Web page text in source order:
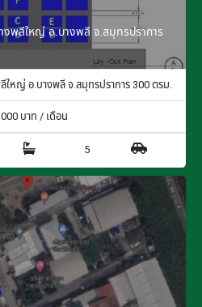
างพลีใหญ่ อ.บางพลี จ.สมุทรปราการ
ลีใหญ่ อ.บางพลี จ.สมุทรปราการ 300 ตรม.
บาท / เดือน
5